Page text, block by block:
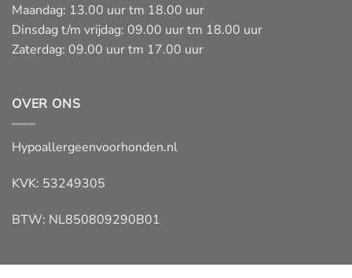
Maandag: 13.00 uur tm 18.00 uur
Dinsdag t/m vrijdag: 09.00 uur tm 18.00 uur
Zaterdag: 09.00 uur tm 17.00 uur
OVER ONS
Hypoallergeenvoorhonden.nl
KVK: 53249305
BTW: NL850809290B01